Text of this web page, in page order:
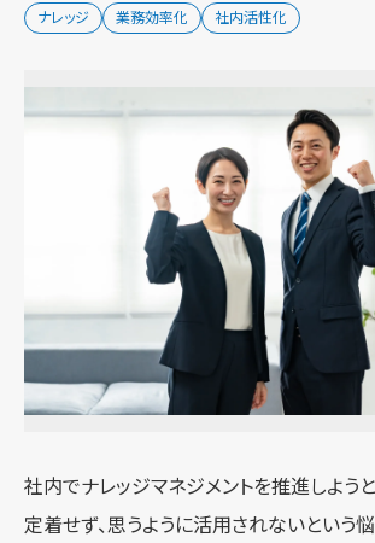
ナレッジ 業務効率化 社内活性化
社内でナレッジマネジメントを推進しよう
定着せず、思うように活用されないという